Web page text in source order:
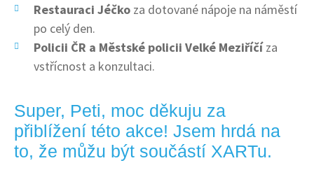
Restauraci Jéčko za dotované nápoje na náměstí
po celý den.
Policii ČR a Městské policii Velké Meziříčíza
vstřícnost a konzultaci.
Super, Peti, moc děkuju za
přiblížení této akce! Jsem hrdá na
to, že můžu být součástí XARTu.